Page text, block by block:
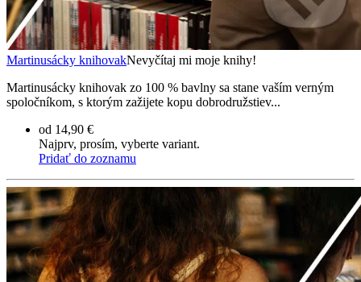
Martinusácky knihovakNevyčítaj mi moje knihy!
Martinusácky knihovak zo 100 % bavlny sa stane vaším verným
spoločníkom, s ktorým zažijete kopu dobrodružstiev...
od 14,90 €
Najprv, prosím, vyberte variant.
Pridať do zoznamu